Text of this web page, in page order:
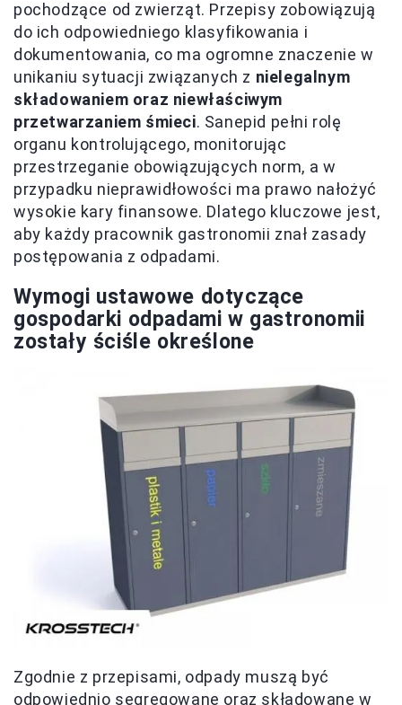
pochodzące od zwierząt. Przepisy zobowiązują
do ich odpowiedniego klasyfikowania i
dokumentowania, co ma ogromne znaczenie w
unikaniu sytuacji związanych z nielegalnym
składowaniem oraz niewłaściwym
przetwarzaniem śmieci. Sanepid pełni rolę
organu kontrolującego, monitorując
przestrzeganie obowiązujących norm, a w
przypadku nieprawidłowości ma prawo nałożyć
wysokie kary finansowe. Dlatego kluczowe jest,
aby każdy pracownik gastronomii znał zasady
postępowania z odpadami.
Wymogi ustawowe dotyczące
gospodarki odpadami w gastronomii
zostały ściśle określone
Zgodnie z przepisami, odpady muszą być
odpowiednio segregowane oraz składowane w